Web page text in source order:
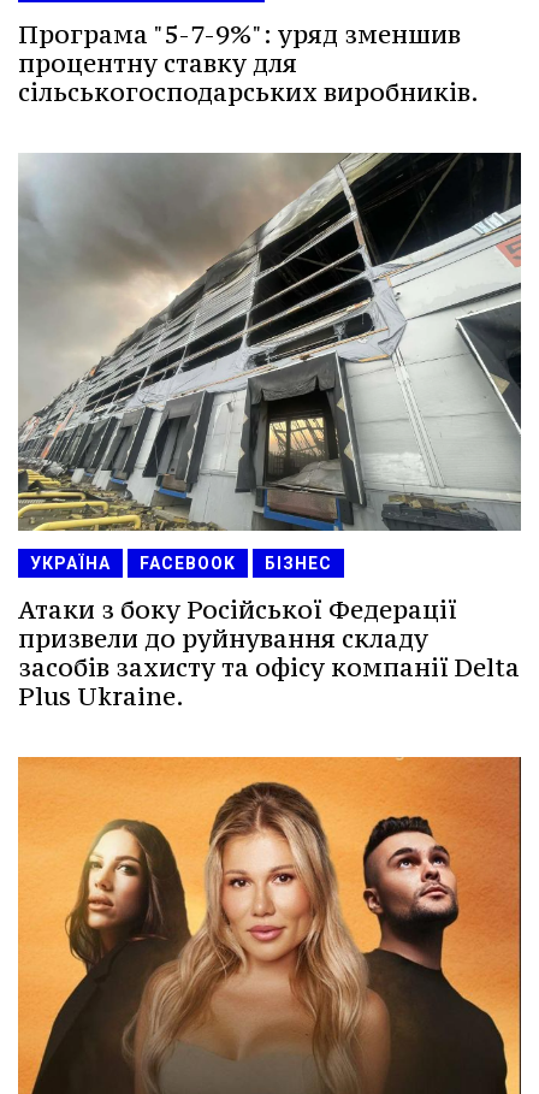
Програма "5-7-9%": уряд зменшив
процентну ставку для
сільськогосподарських виробників.
УКРАЇНА FACEBOOK БІЗНЕС
Атаки з боку Російської Федерації
призвели до руйнування складу
засобів захисту та офісу компанії Delta
Plus Ukraine.